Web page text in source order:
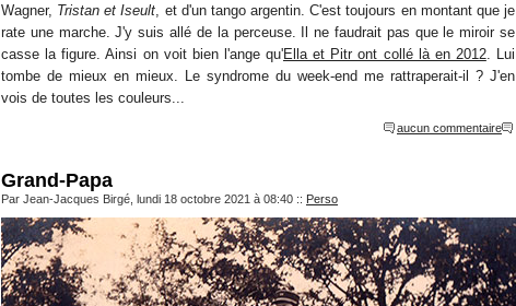
Wagner, Tristan et Iseult , et d'un tango argentin. C'est toujours en montant que je
rate une marche. J'y suis allé de la perceuse. Il ne faudrait pas que le miroir se
casse la figure. Ainsi on voit bien l'ange qu'Ella et Pitr ont collé là en 2012. Lui
tombe de mieux en mieux. Le syndrome du week-end me rattraperait-il ? J'en
vois de toutes les couleurs...
aucun commentaire
Grand-Papa
Par Jean-Jacques Birgé, lundi 18 octobre 2021 à 08:40 :: Perso